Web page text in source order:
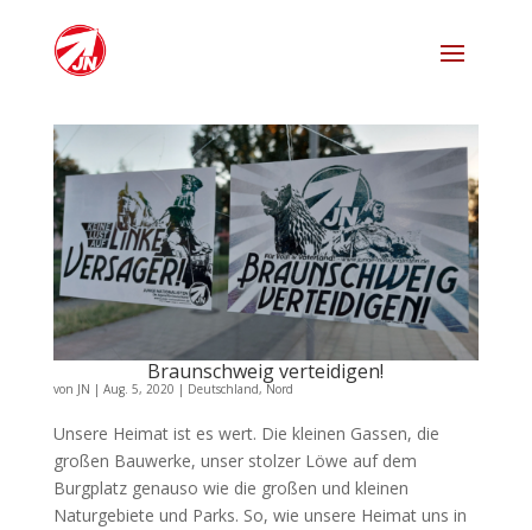
Braunschweig verteidigen!
von JN | Aug. 5, 2020 | Deutschland, Nord
Unsere Heimat ist es wert. Die kleinen Gassen, die
großen Bauwerke, unser stolzer Löwe auf dem
Burgplatz genauso wie die großen und kleinen
Naturgebiete und Parks. So, wie unsere Heimat uns in